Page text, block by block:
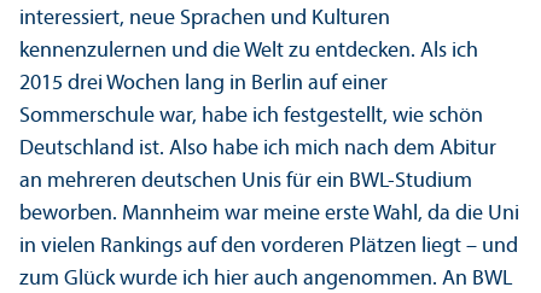
interessiert, neue Sprachen und Kulturen
kennenzulernen und die Welt zu entdecken. Als ich
2015 drei Wochen lang in Berlin auf einer
Sommerschule war, habe ich festgestellt, wie schön
Deutschland ist. Also habe ich mich nach dem Abitur
an mehreren deutschen Unis für ein BWL-Studium
beworben. Mannheim war meine erste Wahl, da die Uni
in vielen Rankings auf den vorderen Plätzen liegt – und
zum Glück wurde ich hier auch angenommen. An BWL